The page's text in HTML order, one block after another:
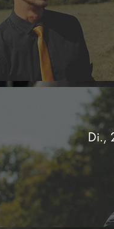
Di.,